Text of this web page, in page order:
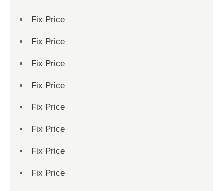
Fix Price
Fix Price
Fix Price
Fix Price
Fix Price
Fix Price
Fix Price
Fix Price